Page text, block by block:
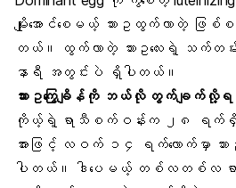
မျိုးအောင်စေမယ့် သားဥထွက်လာတဲ့ ဖြစ်စ
တယ်။ ထွက်လာတဲ့ သားဥလေးရဲ့ သက်တ
နာရီ အတွင်းပဲ ရှိပါတယ်။
သားဥကြွေချိန်ကို ဘယ်လို တွက်ချက်လို့
ကိုယ့်ရဲ့ ရာသီစက်ဝန်း က ၂၈ ရက်
အားဖြင့် လဝက် ၁၄ ရက်လောက်မှာ သ
ပါတယ်။ ဒါပေမယ့် တစ်လတစ်လ ရ